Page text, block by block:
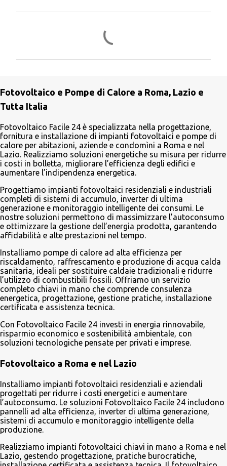
n
t
i
Fotovoltaico e Pompe di Calore a Roma, Lazio e
Tutta Italia
Fotovoltaico Facile 24 è specializzata nella progettazione,
fornitura e installazione di impianti fotovoltaici e pompe di
calore per abitazioni, aziende e condomìni a Roma e nel
Lazio. Realizziamo soluzioni energetiche su misura per ridurre
i costi in bolletta, migliorare l’efficienza degli edifici e
aumentare l’indipendenza energetica.
Progettiamo impianti fotovoltaici residenziali e industriali
completi di sistemi di accumulo, inverter di ultima
generazione e monitoraggio intelligente dei consumi. Le
nostre soluzioni permettono di massimizzare l’autoconsumo
e ottimizzare la gestione dell’energia prodotta, garantendo
affidabilità e alte prestazioni nel tempo.
Installiamo pompe di calore ad alta efficienza per
riscaldamento, raffrescamento e produzione di acqua calda
sanitaria, ideali per sostituire caldaie tradizionali e ridurre
l’utilizzo di combustibili fossili. Offriamo un servizio
completo chiavi in mano che comprende consulenza
energetica, progettazione, gestione pratiche, installazione
certificata e assistenza tecnica.
Con Fotovoltaico Facile 24 investi in energia rinnovabile,
risparmio economico e sostenibilità ambientale, con
soluzioni tecnologiche pensate per privati e imprese.
Fotovoltaico a Roma e nel Lazio
Installiamo impianti fotovoltaici residenziali e aziendali
progettati per ridurre i costi energetici e aumentare
l’autoconsumo. Le soluzioni Fotovoltaico Facile 24 includono
pannelli ad alta efficienza, inverter di ultima generazione,
sistemi di accumulo e monitoraggio intelligente della
produzione.
Realizziamo impianti fotovoltaici chiavi in mano a Roma e nel
Lazio, gestendo progettazione, pratiche burocratiche,